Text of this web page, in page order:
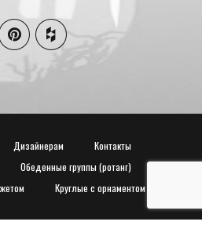
Дизайнерам
Контакты
Обеденные группы (ротанг)
Круглые с орнаментом